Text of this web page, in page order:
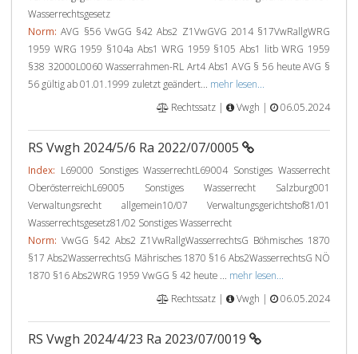
Wasserrechtsgesetz
Norm: AVG §56 VwGG §42 Abs2 Z1VwGVG 2014 §17VwRallgWRG
1959 WRG 1959 §104a Abs1 WRG 1959 §105 Abs1 litb WRG 1959
§38 32000L0060 Wasserrahmen-RL Art4 Abs1 AVG § 56 heute AVG §
56 gültig ab 01.01.1999 zuletzt geändert... mehr lesen...
Rechtssatz |
Vwgh | 06.05.2024
RS Vwgh 2024/5/6 Ra 2022/07/0005
Index: L69000 Sonstiges WasserrechtL69004 Sonstiges Wasserrecht
OberösterreichL69005 Sonstiges Wasserrecht Salzburg001
Verwaltungsrecht allgemein10/07 Verwaltungsgerichtshof81/01
Wasserrechtsgesetz81/02 Sonstiges Wasserrecht
Norm: VwGG §42 Abs2 Z1VwRallgWasserrechtsG Böhmisches 1870
§17 Abs2WasserrechtsG Mährisches 1870 §16 Abs2WasserrechtsG NÖ
1870 §16 Abs2WRG 1959 VwGG § 42 heute ... mehr lesen...
Rechtssatz |
Vwgh | 06.05.2024
RS Vwgh 2024/4/23 Ra 2023/07/0019